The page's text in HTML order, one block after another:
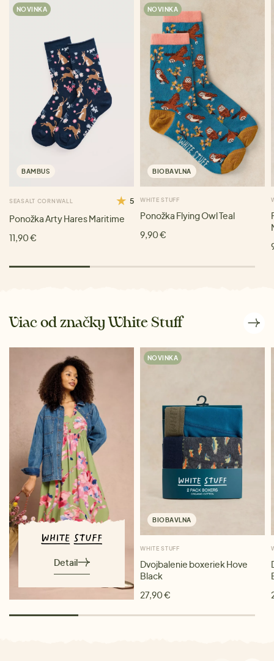
NOVINKA
BAMBUS
SEASALT CORNWALL 5
Ponožka Arty Hares Maritime
11,90 €
NOVINKA
BIOBAVLNA
WHITE STUFF
Ponožka Flying Owl Teal
9,90 €
Viac od značky White Stuff
Detail
NOVINKA
BIOBAVLNA
WHITE STUFF
Dvojbalenie boxeriek Hove
Black
27,90 €